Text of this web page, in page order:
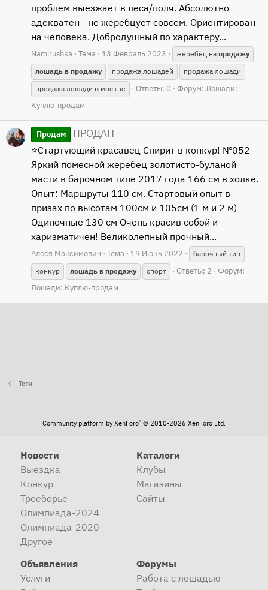
проблем выезжает в леса/поля. Абсолютно
адекватен - не жеребцует совсем. Ориентирован
на человека. Добродушный по характеру...
Namirushka Тема 13 Февраль 2023 жеребец на продажу
лошадь в продажу продажа лошадей
продажа лошади
продажа лошади в москве Ответы: 0 Форум: Лошади:
Куплю-продам
Продам ПРОДАН
⭐️Стартующий красавец Спирит в конкур! №052
Яркий помесной жеребец золотисто-буланой
масти в барочном типе 2017 года 166 см в холке.
Опыт: Маршруты 110 см. Стартовый опыт в
призах по высотам 100см и 105см (1 м и 2 м)
Одиночные 130 см Очень красив собой и
харизматичен! Великолепный прочный...
Алеся Максимович Тема 19 Июнь 2022
барочный тип
конкур
лошадь в продажу спорт Ответы: 2
Форум:
Лошади: Куплю-продам
Теги
Community platform by XenForo® © 2010-2026 XenForo Ltd.
Новости
Выездка
Конкур
Троеборье
Олимпиада-2024
Олимпиада-2020
Другое
Каталоги
Клубы
Магазины
Сайты
Объявления
Услуги
Форумы
Работа с лошадью